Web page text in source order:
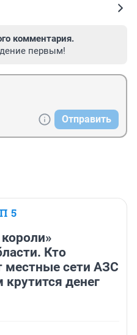
комментария.
первым!
Отправить
5
Кто
местные сети АЗС
крутится денег